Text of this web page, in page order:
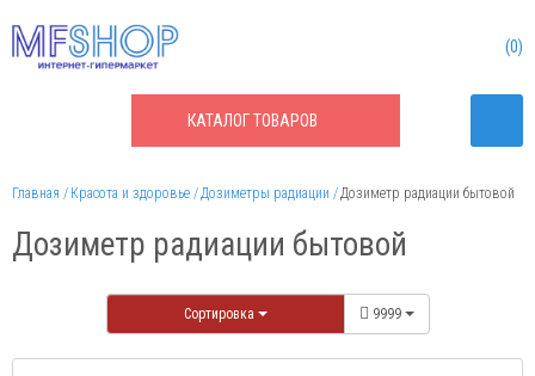
КАТАЛОГТОВАРОВ
0
Главная Красота и здоровье Дозиметры радиации Дозиметр радиации бытовой
Дозиметр радиации бытовой
Сортировка 9999